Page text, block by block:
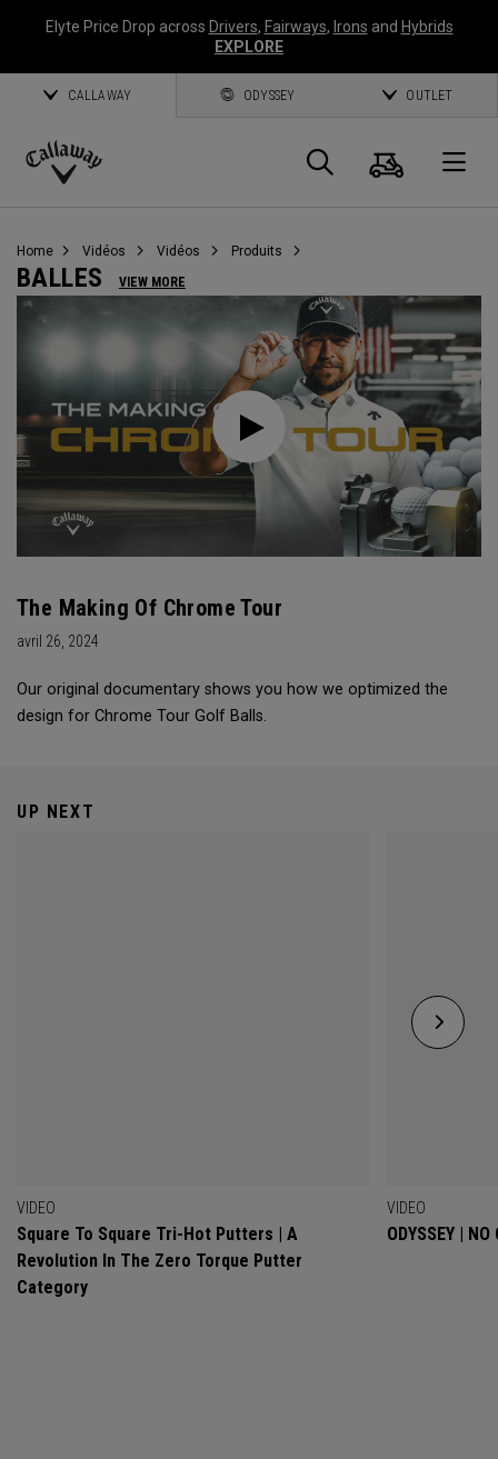
Elyte Price Drop across Drivers, Fairways, Irons and Hybrids
EXPLORE
CALLAWAY ODYSSEY OUTLET
Callaway
Panier
Home Vidéos Vidéos Produits
BALLES VIEW MORE
The Making Of Chrome Tour
avril 26, 2024
Our original documentary shows you how we optimized the
design for Chrome Tour Golf Balls.
UP NEXT
VIDEO
Square To Square Tri-Hot Putters | A
Revolution In The Zero Torque Putter
Category
VIDEO
ODYSSEY |